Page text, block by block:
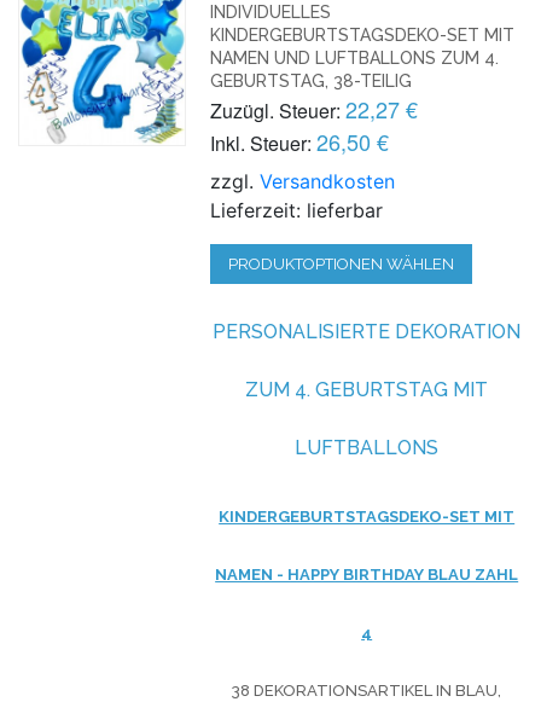
INDIVIDUELLES
KINDERGEBURTSTAGSDEKO-SET MIT
NAMEN UND LUFTBALLONS ZUM 4.
GEBURTSTAG, 38-TEILIG
Zuzügl. Steuer: 22,27 €
Inkl. Steuer: 26,50 €
zzgl.Versandkosten
Lieferzeit: lieferbar
PRODUKTOPTIONEN WÄHLEN
PERSONALISIERTE DEKORATION
ZUM 4. GEBURTSTAG MIT
LUFTBALLONS
KINDERGEBURTSTAGSDEKO-SET MIT
NAMEN - HAPPY BIRTHDAY BLAU ZAHL
4
38 DEKORATIONSARTIKEL IN BLAU,